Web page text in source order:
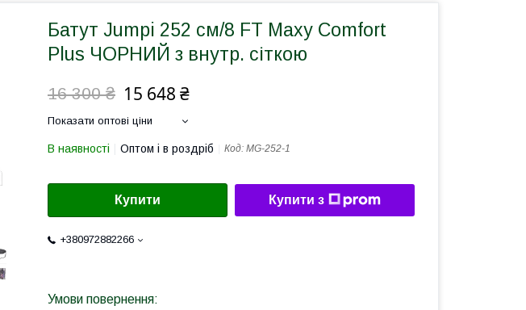
Батут Jumpi 252 см/8 FT Maxy Comfort
Plus ЧОРНИЙ з внутр. сіткою
16 300 ₴ 15 648 ₴
Показати оптові ціни
В наявності Оптом і в роздріб Код: MG-252-1
Купити Купити з
+380972882266